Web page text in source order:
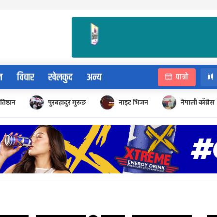
विचार खेलकुद अन्य पात्रो
पुरबहादुर गुरुङ नाइट भिजन नेपाली काँग्रेस